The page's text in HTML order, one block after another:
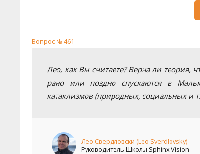
Вопрос № 461
Лео, как Вы считаете? Верна ли теория,
рано или поздно спускаются в
катаклизмов (природных, социальных и
Лео Свердловски (Leo Sverdlovsky)
Руководитель Школы Sphinx Vision